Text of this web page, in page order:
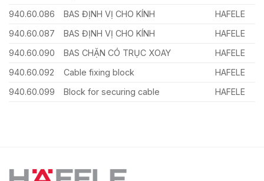
940.60.086 BAS ĐỊNH VỊ CHO KÍNH
HAFELE
940.60.087
BAS ĐỊNH VỊ CHO KÍNH
HAFELE
940.60.090
BAS CHẶN CÓ TRỤC XOAY
HAFELE
940.60.092
Cable fixing block
HAFELE
940.60.099
Block for securing cable HAFELE